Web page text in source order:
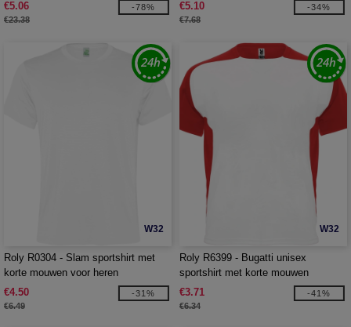
€5.06
€23.38
-78% €5.10
€7.68
-34%
W32
Roly R0304 - Slam sportshirt met
korte mouwen voor heren
€4.50
€6.49
-31%
W32
Roly R6399 - Bugatti unisex
sportshirt met korte mouwen
€3.71
€6.34
-41%